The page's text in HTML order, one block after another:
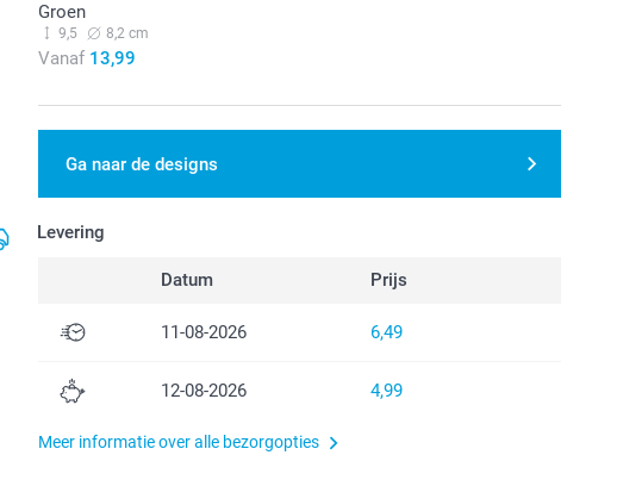
Groen
9,5 8,2 cm
Vanaf 13,99
Ga naar de designs
Levering
Datum Prijs
11-08-2026 6,49
12-08-2026 4,99
Meer informatie over alle bezorgopties